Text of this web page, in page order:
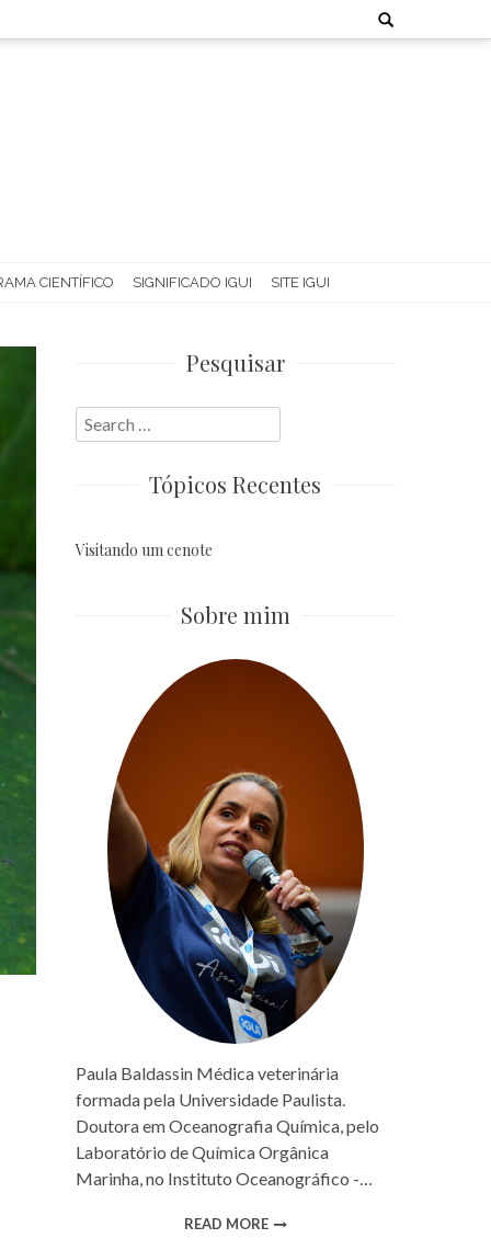
Search
for:
CIENTÍFICO SIGNIFICADO IGUI SITE IGUI
Pesquisar
Search
for:
Tópicos Recentes
Visitando um cenote
Sobre mim
Paula Baldassin Médica veterinária
formada pela Universidade Paulista.
Doutora em Oceanografia Química, pelo
Laboratório de Química Orgânica
Marinha, no Instituto Oceanográfico -…
READ MORE